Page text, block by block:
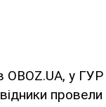
у ГУР
провели